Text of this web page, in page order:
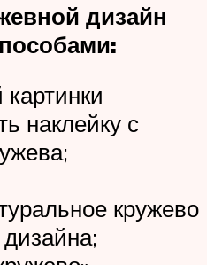
дизайн
наклейку с
кружево
дизайна;